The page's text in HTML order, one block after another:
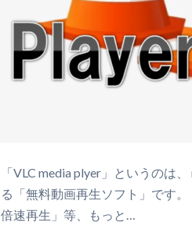
「VLC media plyer」というのは
る「無料動画再生ソフト」です
倍速再生」等、もっと…